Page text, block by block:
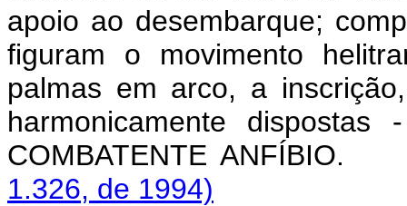
apoio ao desembarque;
figuram o movimento
palmas em arco, a
harmonicamente
COMBATENTE
1.326, de 1994)